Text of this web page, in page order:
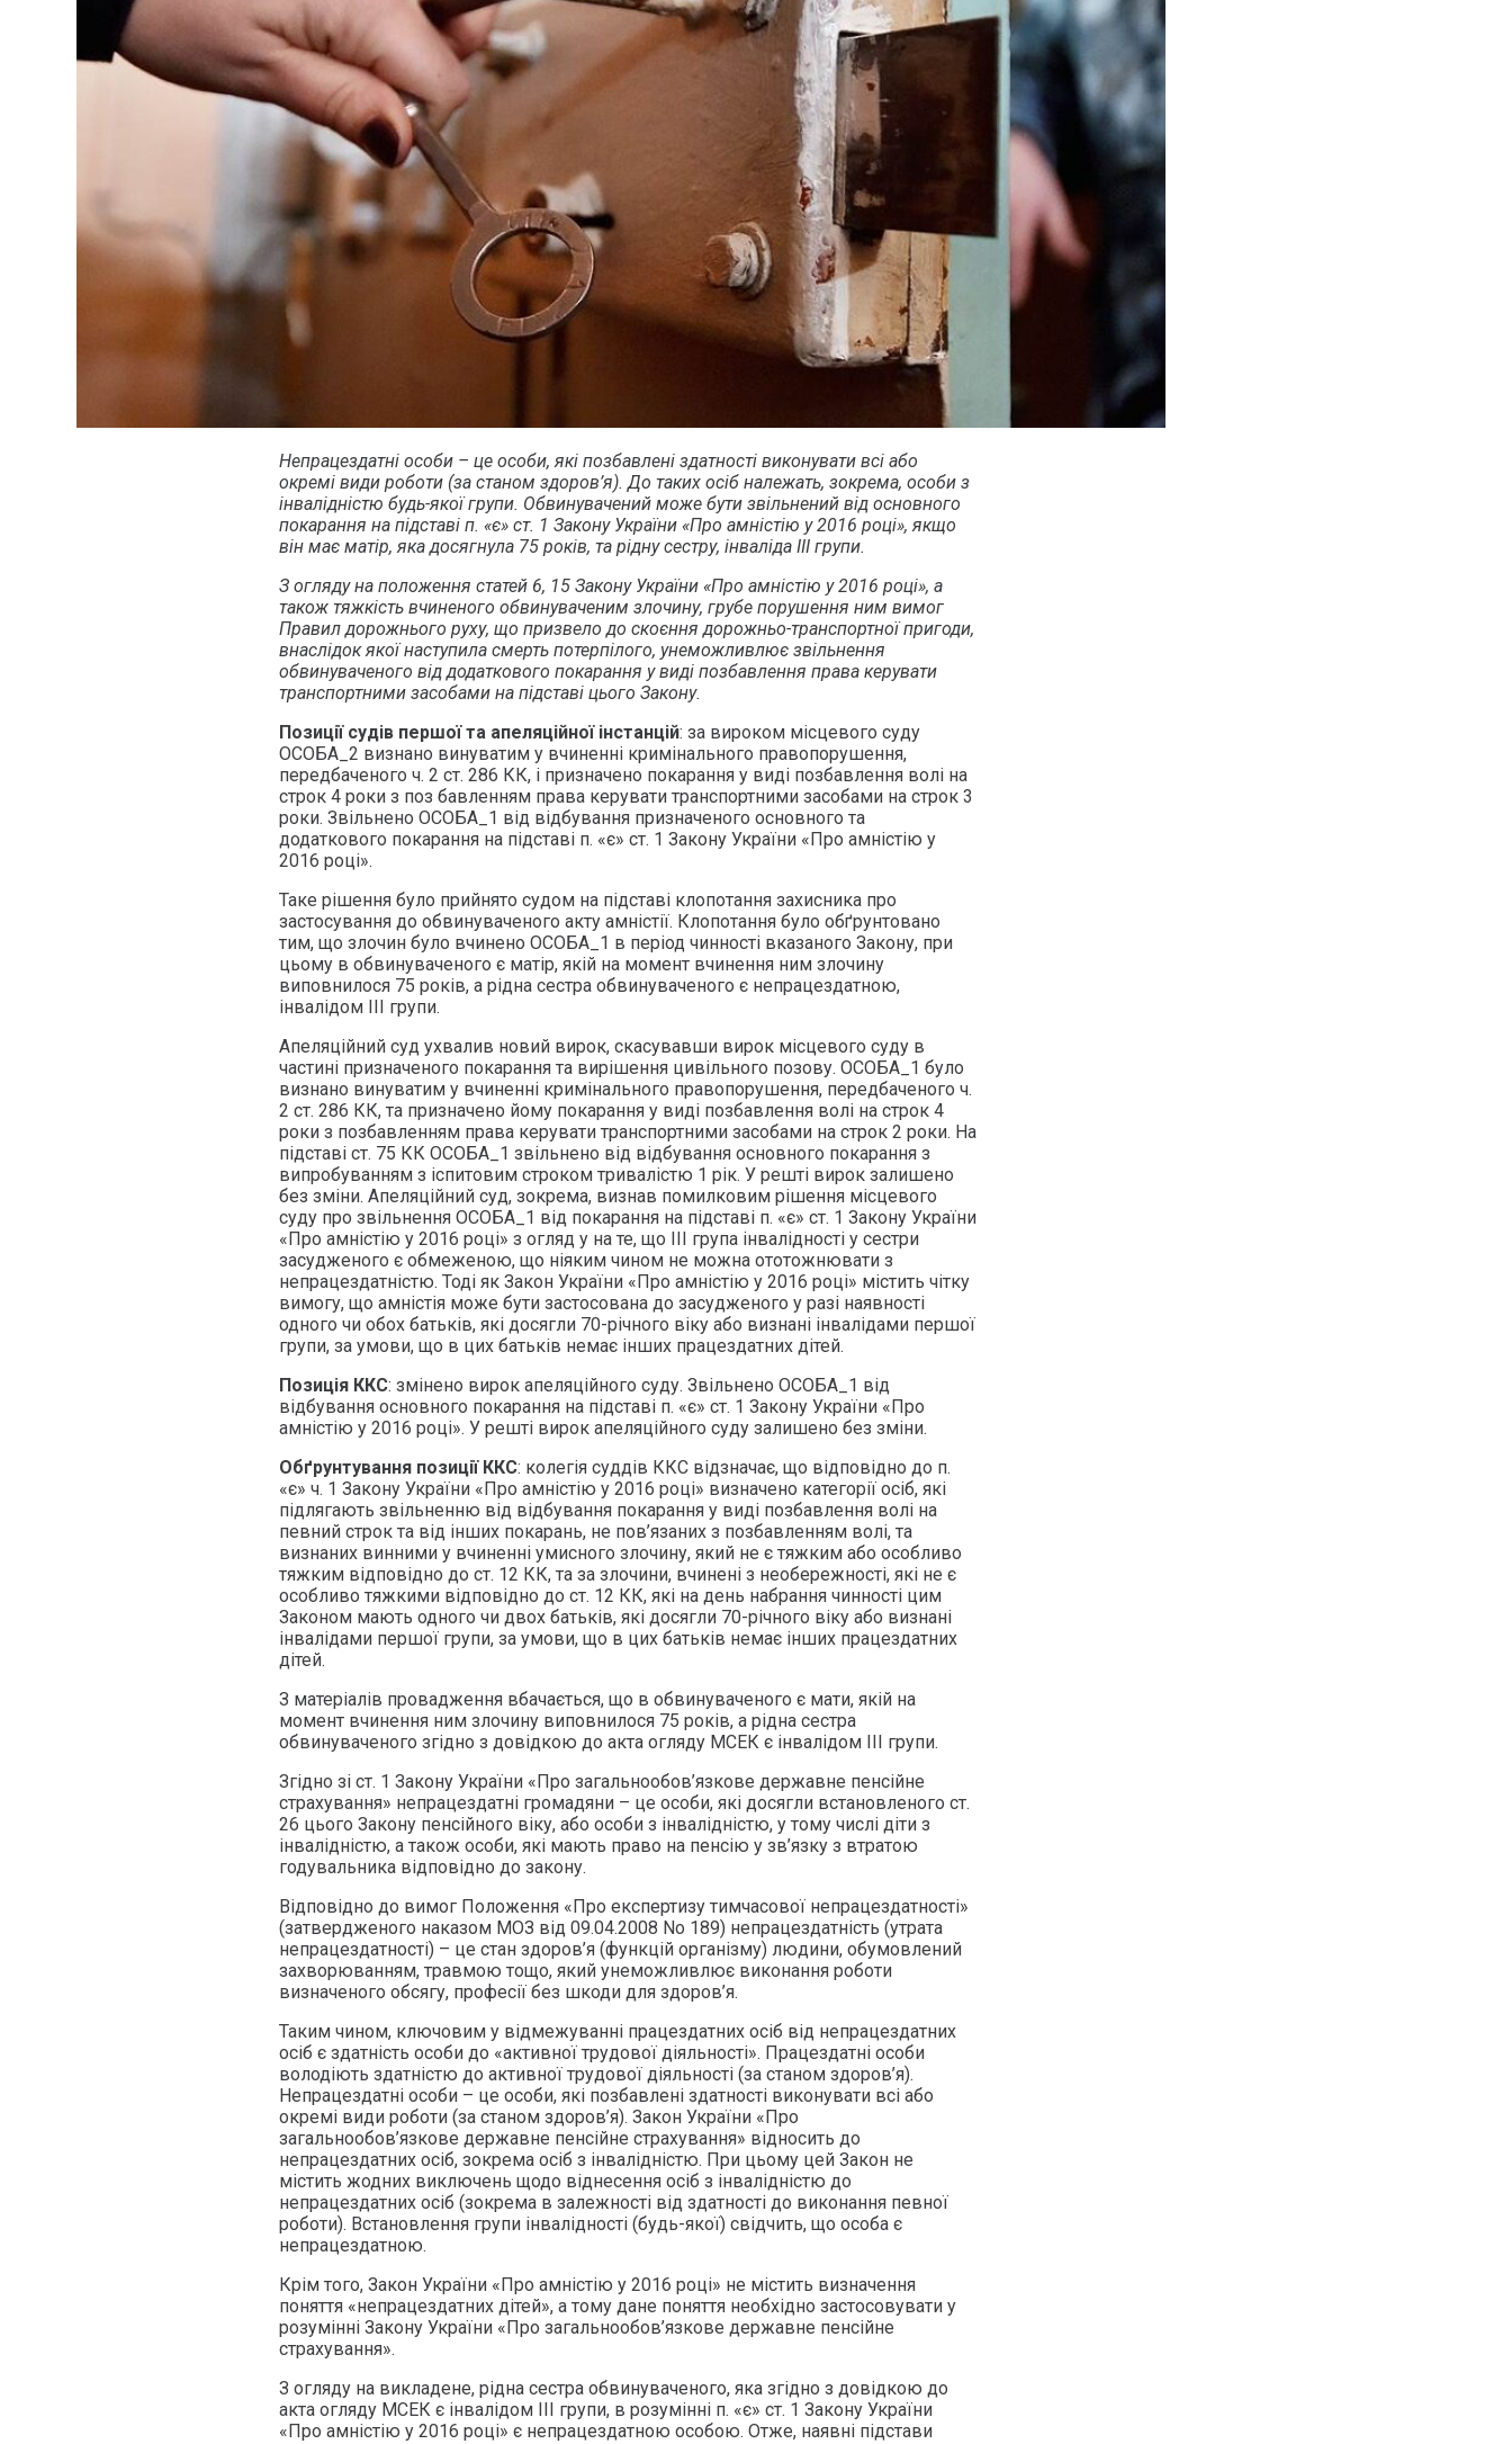
Непрацездатні особи – це особи, які позбавлені здатності виконувати всі або
окремі види роботи (за станом здоров’я). До таких осіб належать, зокрема, особи з
інвалідністю будь-якої групи. Обвинувачений може бути звільнений від основного
покарання на підставі п. «є» ст. 1 Закону України «Про амністію у 2016 році», якщо
він має матір, яка досягнула 75 років, та рідну сестру, інваліда ІІІ групи.
З огляду на положення статей 6, 15 Закону України «Про амністію у 2016 році», а
також тяжкість вчиненого обвинуваченим злочину, грубе порушення ним вимог
Правил дорожнього руху, що призвело до скоєння дорожньо-транспортної пригоди,
внаслідок якої наступила смерть потерпілого, унеможливлює звільнення
обвинуваченого від додаткового покарання у виді позбавлення права керувати
транспортними засобами на підставі цього Закону.
Позиції судів першої та апеляційної інстанцій: за вироком місцевого суду
ОСОБА_2 визнано винуватим у вчиненні кримінального правопорушення,
передбаченого ч. 2 ст. 286 КК, і призначено покарання у виді позбавлення волі на
строк 4 роки з поз бавленням права керувати транспортними засобами на строк 3
роки. Звільнено ОСОБА_1 від відбування призначеного основного та
додаткового покарання на підставі п. «є» ст. 1 Закону України «Про амністію у
2016 році».
Таке рішення було прийнято судом на підставі клопотання захисника про
застосування до обвинуваченого акту амністії. Клопотання було обґрунтовано
тим, що злочин було вчинено ОСОБА_1 в період чинності вказаного Закону, при
цьому в обвинуваченого є матір, якій на момент вчинення ним злочину
виповнилося 75 років, а рідна сестра обвинуваченого є непрацездатною,
інвалідом ІІІ групи.
Апеляційний суд ухвалив новий вирок, скасувавши вирок місцевого суду в
частині призначеного покарання та вирішення цивільного позову. ОСОБА_1 було
визнано винуватим у вчиненні кримінального правопорушення, передбаченого ч.
2 ст. 286 КК, та призначено йому покарання у виді позбавлення волі на строк 4
роки з позбавленням права керувати транспортними засобами на строк 2 роки. На
підставі ст. 75 КК ОСОБА_1 звільнено від відбування основного покарання з
випробуванням з іспитовим строком тривалістю 1 рік. У решті вирок залишено
без зміни. Апеляційний суд, зокрема, визнав помилковим рішення місцевого
суду про звільнення ОСОБА_1 від покарання на підставі п. «є» ст. 1 Закону України
«Про амністію у 2016 році» з огляд у на те, що ІІІ група інвалідності у сестри
засудженого є обмеженою, що ніяким чином не можна ототожнювати з
непрацездатністю. Тоді як Закон України «Про амністію у 2016 році» містить чітку
вимогу, що амністія може бути застосована до засудженого у разі наявності
одного чи обох батьків, які досягли 70-річного віку або визнані інвалідами першої
групи, за умови, що в цих батьків немає інших працездатних дітей.
Позиція ККС: змінено вирок апеляційного суду. Звільнено ОСОБА_1 від
відбування основного покарання на підставі п. «є» ст. 1 Закону України «Про
амністію у 2016 році». У решті вирок апеляційного суду залишено без зміни.
Обґрунтування позиції ККС: колегія суддів ККС відзначає, що відповідно до п.
«є» ч. 1 Закону України «Про амністію у 2016 році» визначено категорії осіб, які
підлягають звільненню від відбування покарання у виді позбавлення волі на
певний строк та від інших покарань, не пов’язаних з позбавленням волі, та
визнаних винними у вчиненні умисного злочину, який не є тяжким або особливо
тяжким відповідно до ст. 12 КК, та за злочини, вчинені з необережності, які не є
особливо тяжкими відповідно до ст. 12 КК, які на день набрання чинності цим
Законом мають одного чи двох батьків, які досягли 70-річного віку або визнані
інвалідами першої групи, за умови, що в цих батьків немає інших працездатних
дітей.
З матеріалів провадження вбачається, що в обвинуваченого є мати, якій на
момент вчинення ним злочину виповнилося 75 років, а рідна сестра
обвинуваченого згідно з довідкою до акта огляду МСЕК є інвалідом ІІІ групи.
Згідно зі ст. 1 Закону України «Про загальнообов’язкове державне пенсійне
страхування» непрацездатні громадяни – це особи, які досягли встановленого ст.
26 цього Закону пенсійного віку, або особи з інвалідністю, у тому числі діти з
інвалідністю, а також особи, які мають право на пенсію у зв’язку з втратою
годувальника відповідно до закону.
Відповідно до вимог Положення «Про експертизу тимчасової непрацездатності»
(затвердженого наказом МОЗ від 09.04.2008 No 189) непрацездатність (утрата
непрацездатності) – це стан здоров’я (функцій організму) людини, обумовлений
захворюванням, травмою тощо, який унеможливлює виконання роботи
визначеного обсягу, професії без шкоди для здоров’я.
Таким чином, ключовим у відмежуванні працездатних осіб від непрацездатних
осіб є здатність особи до «активної трудової діяльності». Працездатні особи
володіють здатністю до активної трудової діяльності (за станом здоров’я).
Непрацездатні особи – це особи, які позбавлені здатності виконувати всі або
окремі види роботи (за станом здоров’я). Закон України «Про
загальнообов’язкове державне пенсійне страхування» відносить до
непрацездатних осіб, зокрема осіб з інвалідністю. При цьому цей Закон не
містить жодних виключень щодо віднесення осіб з інвалідністю до
непрацездатних осіб (зокрема в залежності від здатності до виконання певної
роботи). Встановлення групи інвалідності (будь-якої) свідчить, що особа є
непрацездатною.
Крім того, Закон України «Про амністію у 2016 році» не містить визначення
поняття «непрацездатних дітей», а тому дане поняття необхідно застосовувати у
розумінні Закону України «Про загальнообов’язкове державне пенсійне
страхування».
З огляду на викладене, рідна сестра обвинуваченого, яка згідно з довідкою до
акта огляду МСЕК є інвалідом ІІІ групи, в розумінні п. «є» ст. 1 Закону України
«Про амністію у 2016 році» є непрацездатною особою. Отже, наявні підстави